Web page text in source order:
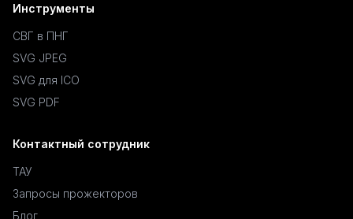
Инструменты
СВГ в ПНГ
SVG JPEG
SVG для ICO
SVG PDF
Контактный сотрудник
ТАУ
Запросы прожекторов
Блог